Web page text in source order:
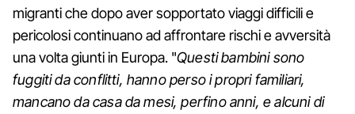
migranti che dopo aver sopportato viaggi difficili e
pericolosi continuano ad affrontare rischi e avversità
una volta giunti in Europa. "Questi bambini sono
fuggiti da conflitti, hanno perso i propri familiari,
mancano da casa da mesi, perfino anni, e alcuni di